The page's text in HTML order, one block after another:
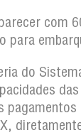
com
para
do